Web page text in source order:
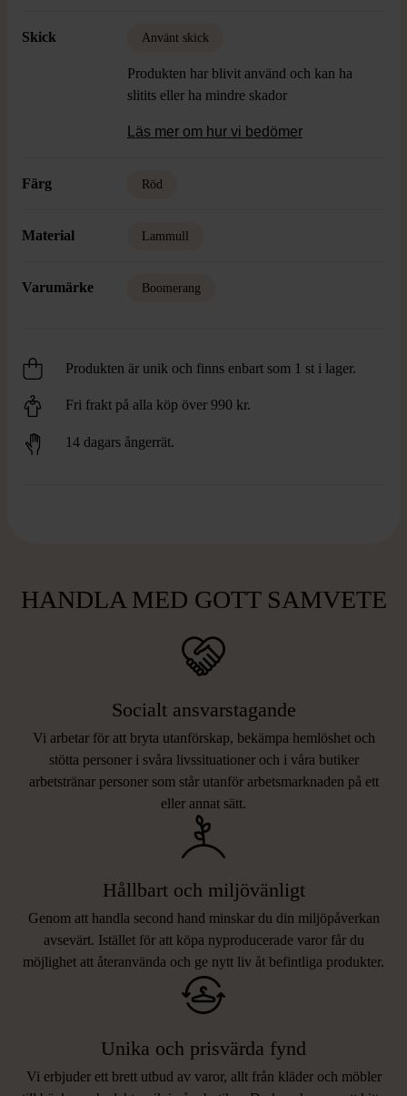
Skick Använt skick
Produkten har blivit använd och kan ha
slitits eller ha mindre skador
Läs mer om hur vi bedömer
Färg Röd
Material Lammull
Varumärke Boomerang
Produkten är unik och finns enbart som 1 st i lager.
Fri frakt på alla köp över 990 kr.
14 dagars ångerrät.
HANDLA MED GOTT SAMVETE
Socialt ansvarstagande
Vi arbetar för att bryta utanförskap, bekämpa hemlöshet och
stötta personer i svåra livssituationer och i våra butiker
arbetstränar personer som står utanför arbetsmarknaden på ett
eller annat sätt.
Hållbart och miljövänligt
Genom att handla second hand minskar du din miljöpåverkan
avsevärt. Istället för att köpa nyproducerade varor får du
möjlighet att återanvända och ge nytt liv åt befintliga produkter.
Unika och prisvärda fynd
Vi erbjuder ett brett utbud av varor, allt från kläder och möbler